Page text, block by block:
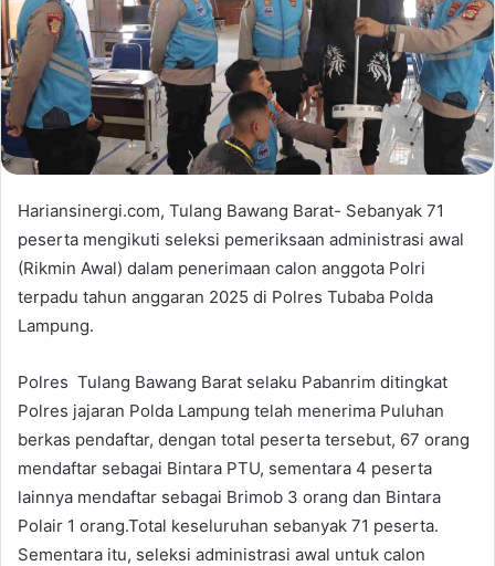
Hariansinergi.com, Tulang Bawang Barat- Sebanyak 71
peserta mengikuti seleksi pemeriksaan administrasi awal
(Rikmin Awal) dalam penerimaan calon anggota Polri
terpadu tahun anggaran 2025 di Polres Tubaba Polda
Lampung.
Polres Tulang Bawang Barat selaku Pabanrim ditingkat
Polres jajaran Polda Lampung telah menerima Puluhan
berkas pendaftar, dengan total peserta tersebut, 67 orang
mendaftar sebagai Bintara PTU, sementara 4 peserta
lainnya mendaftar sebagai Brimob 3 orang dan Bintara
Polair 1 orang.Total keseluruhan sebanyak 71 peserta.
Sementara itu, seleksi administrasi awal untuk calon